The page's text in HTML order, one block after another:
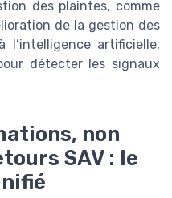
des plaintes, comme
de la gestion des
l’intelligence artificielle,
détecter les signaux
non
SAV : le